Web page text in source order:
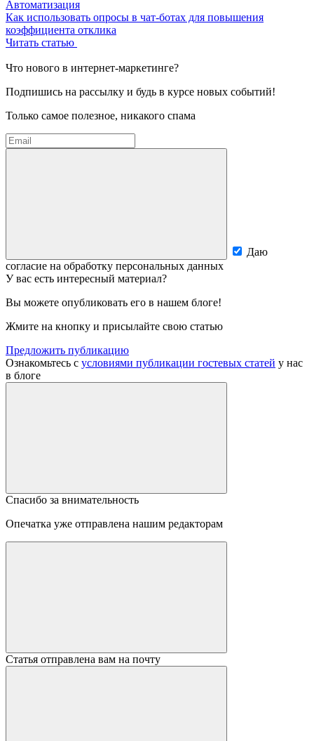
Автоматизация
Как использовать опросы в чат-ботах для повышения
коэффициента отклика
Читать статью
Что нового в интернет-маркетинге?
Подпишись на рассылку и будь в курсе новых событий!
Только самое полезное, никакого спама
Даю
согласие на обработку персональных данных
У вас есть интересный материал?
Вы можете опубликовать его в нашем блоге!
Жмите на кнопку и присылайте свою статью
Предложить публикацию
Ознакомьтесь с условиями публикации гостевых статей у нас
в блоге
Спасибо за внимательность
Опечатка уже отправлена нашим редакторам
Статья отправлена вам на почту